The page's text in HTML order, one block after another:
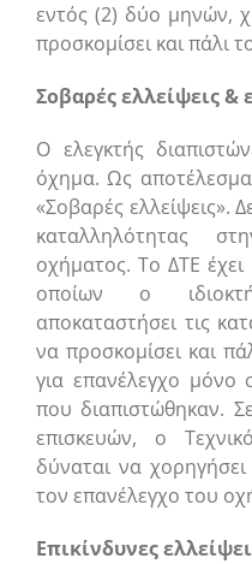
εντός (2) δύο μηνών,
προσκομίσει και πάλι
Σοβαρές ελλείψεις &
Ο ελεγκτής
όχημα. Ως
«Σοβαρές ελλείψεις».
καταλληλότητας
οχήματος. Το ΔΤΕ
οποίων ο
αποκαταστήσει τις
να προσκομίσει και
για επανέλεγχο μόνο
που διαπιστώθηκαν.
επισκευών, ο
δύναται να
τον επανέλεγχο του
Επικίνδυνες